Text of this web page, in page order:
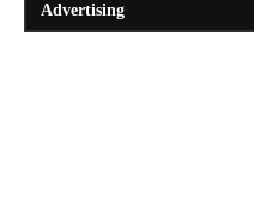
Advertising